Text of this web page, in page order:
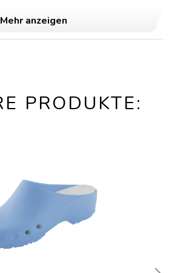
Mehr anzeigen
PRODUKTE: